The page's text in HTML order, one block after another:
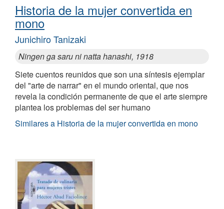
Historia de la mujer convertida en
mono
Junichiro Tanizaki
Ningen ga saru ni natta hanashi, 1918
Siete cuentos reunidos que son una síntesis ejemplar
del "arte de narrar" en el mundo oriental, que nos
revela la condición permanente de que el arte siempre
plantea los problemas del ser humano
Similares a Historia de la mujer convertida en mono